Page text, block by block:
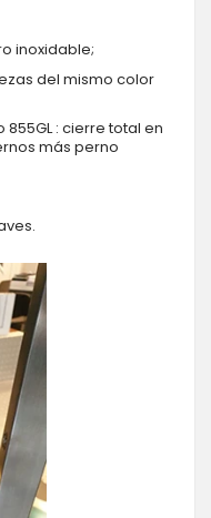
inoxidable;
del mismo color
: cierre total en
más perno